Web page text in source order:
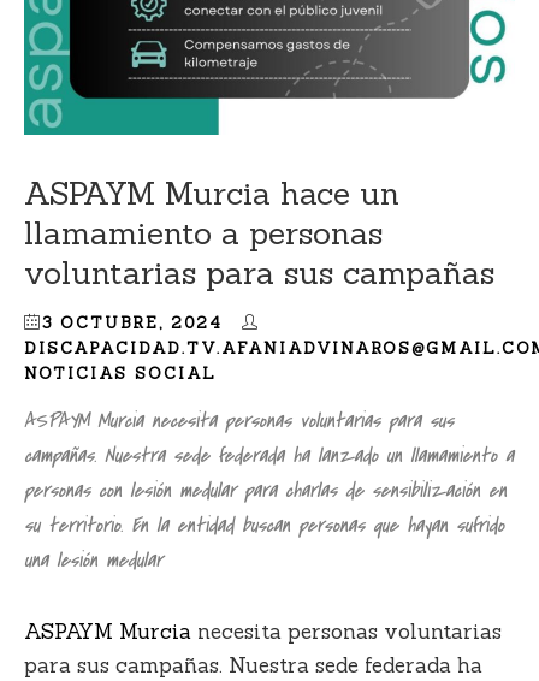
ASPAYM Murcia hace un
llamamiento a personas
voluntarias para sus campañas
3 OCTUBRE, 2024
NOTICIAS SOCIAL
ASPAYM Murcia necesita personas voluntarias para sus
campañas. Nuestra sede federada ha lanzado un llamamiento a
personas con lesión medular para charlas de sensibilización en
su territorio. En la entidad buscan personas que hayan sufrido
una lesión medular
ASPAYM Murcia necesita personas voluntarias
para sus campañas. Nuestra sede federada ha